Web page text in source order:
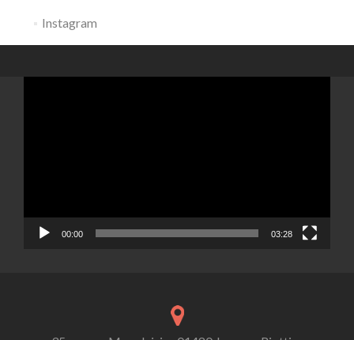
Instagram
00:00 03:28